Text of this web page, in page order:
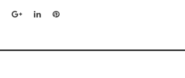
TwitterGoogle+LinkedInPinterest